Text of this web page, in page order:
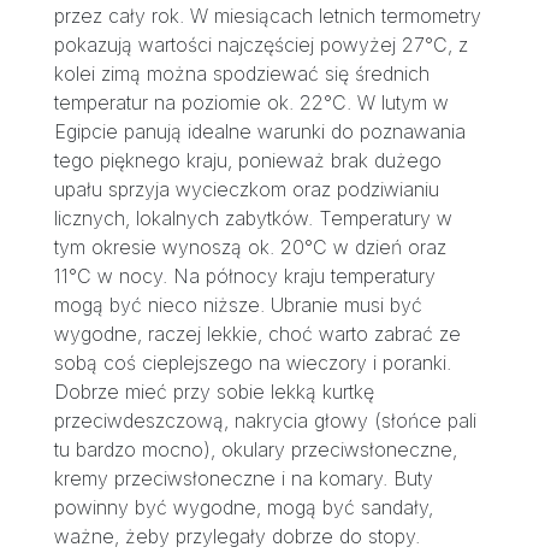
przez cały rok. W miesiącach letnich termometry
pokazują wartości najczęściej powyżej 27°C, z
kolei zimą można spodziewać się średnich
temperatur na poziomie ok. 22°C. W lutym w
Egipcie panują idealne warunki do poznawania
tego pięknego kraju, ponieważ brak dużego
upału sprzyja wycieczkom oraz podziwianiu
licznych, lokalnych zabytków. Temperatury w
tym okresie wynoszą ok. 20°C w dzień oraz
11°C w nocy. Na północy kraju temperatury
mogą być nieco niższe. Ubranie musi być
wygodne, raczej lekkie, choć warto zabrać ze
sobą coś cieplejszego na wieczory i poranki.
Dobrze mieć przy sobie lekką kurtkę
przeciwdeszczową, nakrycia głowy (słońce pali
tu bardzo mocno), okulary przeciwsłoneczne,
kremy przeciwsłoneczne i na komary. Buty
powinny być wygodne, mogą być sandały,
ważne, żeby przylegały dobrze do stopy.